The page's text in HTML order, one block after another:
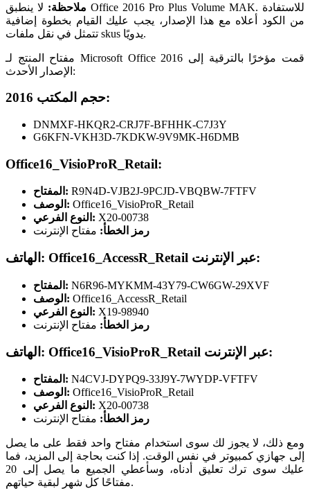
ملاحظة: لا ينطبق Office 2016 Pro Plus Volume MAK. للاستفادة
من الكود أعلاه مع هذا الإصدار، يجب عليك القيام بخطوة إضافية
تتمثل في نقل ملفات skus يدويًا.
مفتاح المنتج لـ Microsoft Office 2016 قمت مؤخرًا بالترقية إلى
الإصدار الأحدث:
حجم المكتب 2016:
DNMXF-HKQR2-CRJ7F-BFHHK-C7J3Y
G6KFN-VKH3D-7KDKW-9V9MK-H6DMB
Office16_VisioProR_Retail:
المفتاح: R9N4D-VJB2J-9PCJD-VBQBW-7FTFV
الوصف: Office16_VisioProR_Retail
النوع الفرعي: X20-00738
رمز الخطأ: مفتاح الإنترنت
الهاتف: Office16_AccessR_Retail عبر الإنترنت:
المفتاح: N6R96-MYKMM-43Y79-CW6GW-29XVF
الوصف: Office16_AccessR_Retail
النوع الفرعي: X19-98940
رمز الخطأ: مفتاح الإنترنت
الهاتف: Office16_VisioProR_Retail عبر الإنترنت:
المفتاح: N4CVJ-DYPQ9-33J9Y-7WYDP-VFTFV
الوصف: Office16_VisioProR_Retail
النوع الفرعي: X20-00738
رمز الخطأ: مفتاح الإنترنت
ومع ذلك، لا يجوز لك سوى استخدام مفتاح واحد فقط على ما يصل
إلى جهازي كمبيوتر في نفس الوقت. إذا كنت بحاجة إلى المزيد، فما
عليك سوى ترك تعليق أدناه، وسأعطي الجميع ما يصل إلى 20
مفتاحًا كل شهر لبقية حياتهم.